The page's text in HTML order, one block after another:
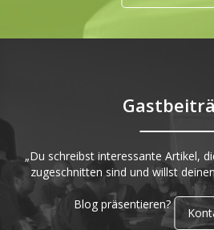
„Du schreibst interessante Artikel,
zugeschnitten sind und willst
Blog präsentieren?